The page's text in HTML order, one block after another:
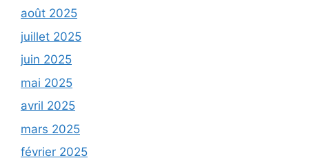
août 2025
juillet 2025
juin 2025
mai 2025
avril 2025
mars 2025
février 2025